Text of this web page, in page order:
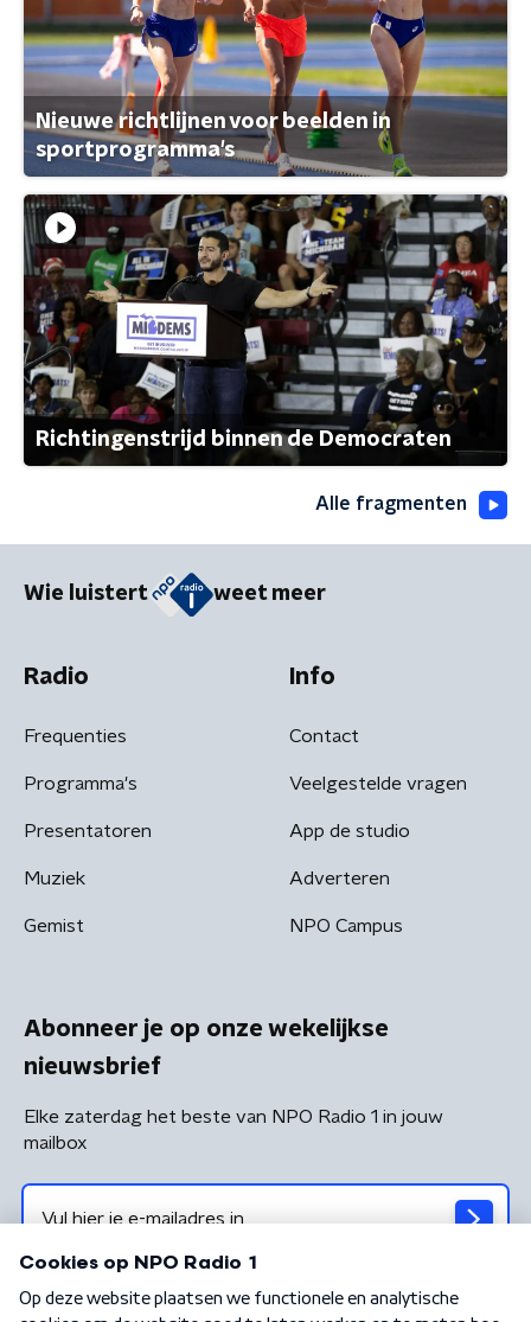
Nieuwe richtlijnen voor beelden in
sportprogramma's
Richtingenstrijd binnen de Democraten
Alle fragmenten
Wie luistert weet meer
Radio
Frequenties
Programma's
Presentatoren
Muziek
Gemist
Info
Contact
Veelgestelde vragen
App de studio
Adverteren
NPO Campus
Abonneer je op onze wekelijkse
nieuwsbrief
Elke zaterdag het beste van NPO Radio 1 in jouw
mailbox